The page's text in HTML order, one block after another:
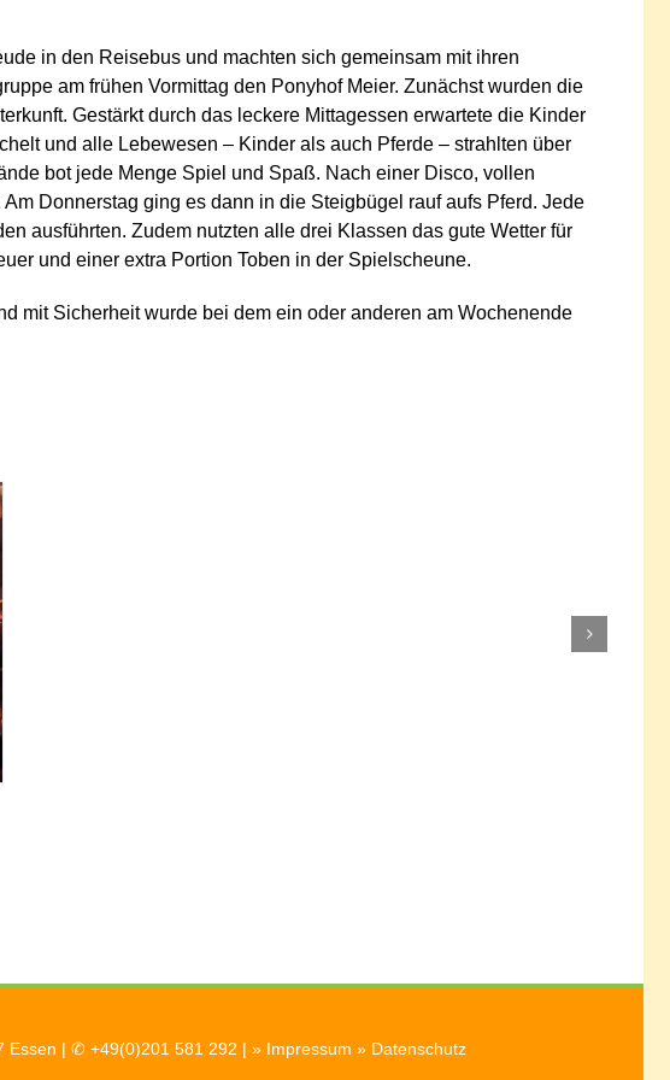
in den Reisebus und machten sich gemeinsam mit ihren
am frühen Vormittag den Ponyhof Meier. Zunächst wurden die
Gestärkt durch das leckere Mittagessen erwartete die Kinder
und alle Lebewesen – Kinder als auch Pferde – strahlten über
bot jede Menge Spiel und Spaß. Nach einer Disco, vollen
Donnerstag ging es dann in die Steigbügel rauf aufs Pferd. Jede
ausführten. Zudem nutzten alle drei Klassen das gute Wetter für
und einer extra Portion Toben in der Spielscheune.
mit Sicherheit wurde bei dem ein oder anderen am Wochenende
Essen | ✆ +49(0)201 581 292 | » Impressum » Datenschutz